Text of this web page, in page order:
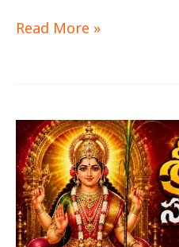
Read More »
లలితా
సహస్రనామాలు
తెలుగులో
అర్థం
161-